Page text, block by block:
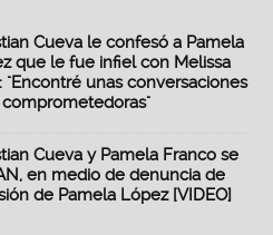
Cueva le confesó a Pamela
que le fue infiel con Melissa
"Encontré unas conversaciones
Cueva y Pamela Franco se
en medio de denuncia de
de Pamela López [VIDEO]